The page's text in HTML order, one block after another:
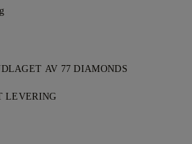
AV 77 DIAMONDS
av 77 Diamonds — ett smykke om
LEVERING
hvor du bor. Vi sender varen din